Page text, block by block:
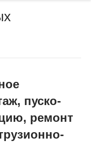
пуско-
ремонт